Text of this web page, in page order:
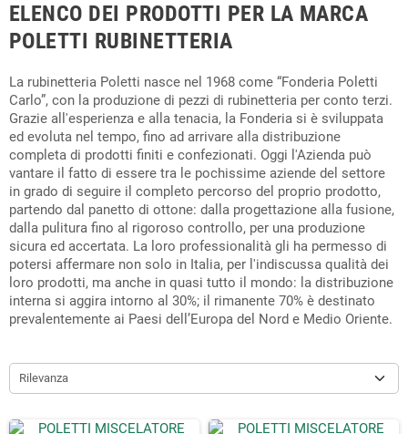
ELENCO DEI PRODOTTI PER LA MARCA
POLETTI RUBINETTERIA
La rubinetteria Poletti nasce nel 1968 come “Fonderia Poletti
Carlo”, con la produzione di pezzi di rubinetteria per conto terzi.
Grazie all'esperienza e alla tenacia, la Fonderia si è sviluppata
ed evoluta nel tempo, fino ad arrivare alla distribuzione
completa di prodotti finiti e confezionati. Oggi l'Azienda può
vantare il fatto di essere tra le pochissime aziende del settore
in grado di seguire il completo percorso del proprio prodotto,
partendo dal panetto di ottone: dalla progettazione alla fusione,
dalla pulitura fino al rigoroso controllo, per una produzione
sicura ed accertata. La loro professionalità gli ha permesso di
potersi affermare non solo in Italia, per l'indiscussa qualità dei
loro prodotti, ma anche in quasi tutto il mondo: la distribuzione
interna si aggira intorno al 30%; il rimanente 70% è destinato
prevalentemente ai Paesi dell’Europa del Nord e Medio Oriente.
Rilevanza